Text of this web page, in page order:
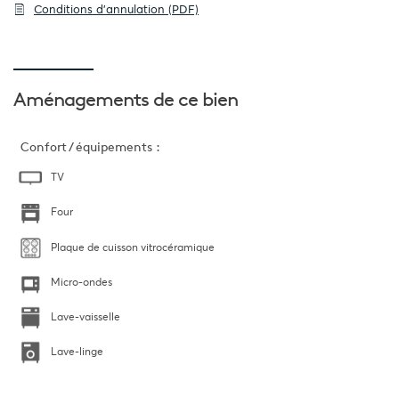
Conditions d'annulation (PDF)
Aménagements de ce bien
Confort / équipements :
TV
Four
Plaque de cuisson vitrocéramique
Micro-ondes
Lave-vaisselle
Lave-linge